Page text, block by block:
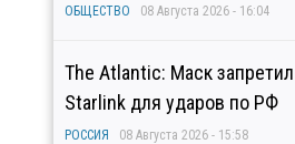
ОБЩЕСТВО 08 Августа 2026 - 16:04
The Atlantic: Маск
Starlink для ударов по РФ
РОССИЯ 08 Августа 2026 - 15:58